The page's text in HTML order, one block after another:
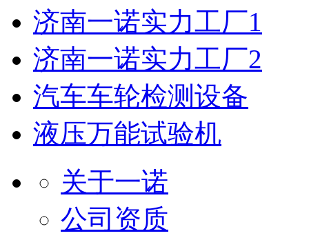
济南一诺实力工厂1
济南一诺实力工厂2
汽车车轮检测设备
液压万能试验机
关于一诺
公司资质